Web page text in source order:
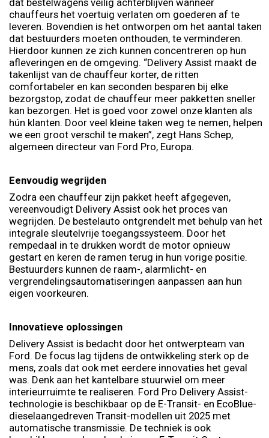
dat bestelwagens veilig achterblijven wanneer
chauffeurs het voertuig verlaten om goederen af te
leveren. Bovendien is het ontworpen om het aantal taken
dat bestuurders moeten onthouden, te verminderen.
Hierdoor kunnen ze zich kunnen concentreren op hun
afleveringen en de omgeving. “Delivery Assist maakt de
takenlijst van de chauffeur korter, de ritten
comfortabeler en kan seconden besparen bij elke
bezorgstop, zodat de chauffeur meer pakketten sneller
kan bezorgen. Het is goed voor zowel onze klanten als
hún klanten. Door veel kleine taken weg te nemen, helpen
we een groot verschil te maken”, zegt Hans Schep,
algemeen directeur van Ford Pro, Europa.
Eenvoudig wegrijden
Zodra een chauffeur zijn pakket heeft afgegeven,
vereenvoudigt Delivery Assist ook het proces van
wegrijden. De bestelauto ontgrendelt met behulp van het
integrale sleutelvrije toegangssysteem. Door het
rempedaal in te drukken wordt de motor opnieuw
gestart en keren de ramen terug in hun vorige positie.
Bestuurders kunnen de raam-, alarmlicht- en
vergrendelingsautomatiseringen aanpassen aan hun
eigen voorkeuren.
Innovatieve oplossingen
Delivery Assist is bedacht door het ontwerpteam van
Ford. De focus lag tijdens de ontwikkeling sterk op de
mens, zoals dat ook met eerdere innovaties het geval
was. Denk aan het kantelbare stuurwiel om meer
interieurruimte te realiseren. Ford Pro Delivery Assist-
technologie is beschikbaar op de E-Transit- en EcoBlue-
dieselaangedreven Transit-modellen uit 2025 met
automatische transmissie. De techniek is ook